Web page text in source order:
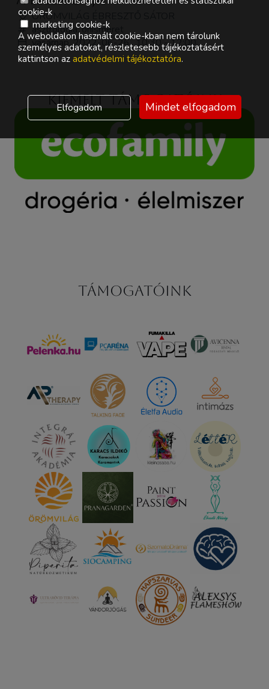
ÖRÖMVILÁG ÉBRESZTŐ SÁTOR
asztrológia, önismeret
vasárnap, 2022-06-26., 10:30 - 12:00
Kiemelt támogatóink
Támogatóink
cookie-k
marketing cookie-k
A weboldalon használt cookie-kban nem tárolunk
személyes adatokat, részletesebb tájékoztatásért
kattintson az adatvédelmi tájékoztatóra.
Elfogadom Mindet elfogadom